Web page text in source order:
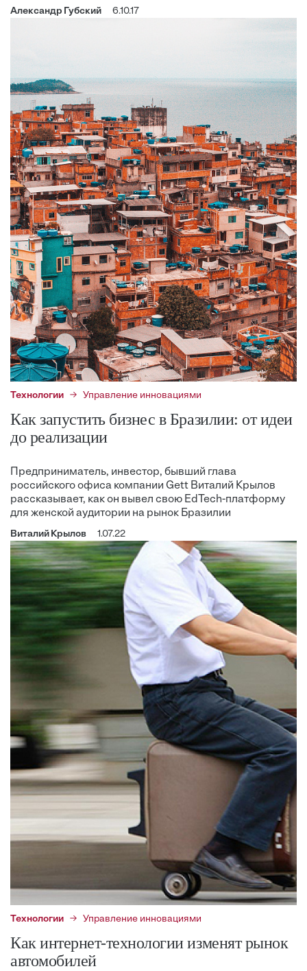
Александр Губский 6.10.17
Технологии Управление инновациями
Как запустить бизнес в Бразилии: от идеи
до реализации
Предприниматель, инвестор, бывший глава
российского офиса компании Gett Виталий Крылов
рассказывает, как он вывел свою EdTech-платформу
для женской аудитории на рынок Бразилии
Виталий Крылов 1.07.22
Технологии Управление инновациями
Как интернет-технологии изменят рынок
автомобилей